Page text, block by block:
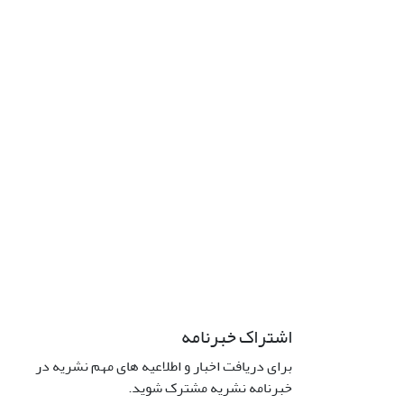
اشتراک خبرنامه
برای دریافت اخبار و اطلاعیه های مهم نشریه در
خبرنامه نشریه مشترک شوید.